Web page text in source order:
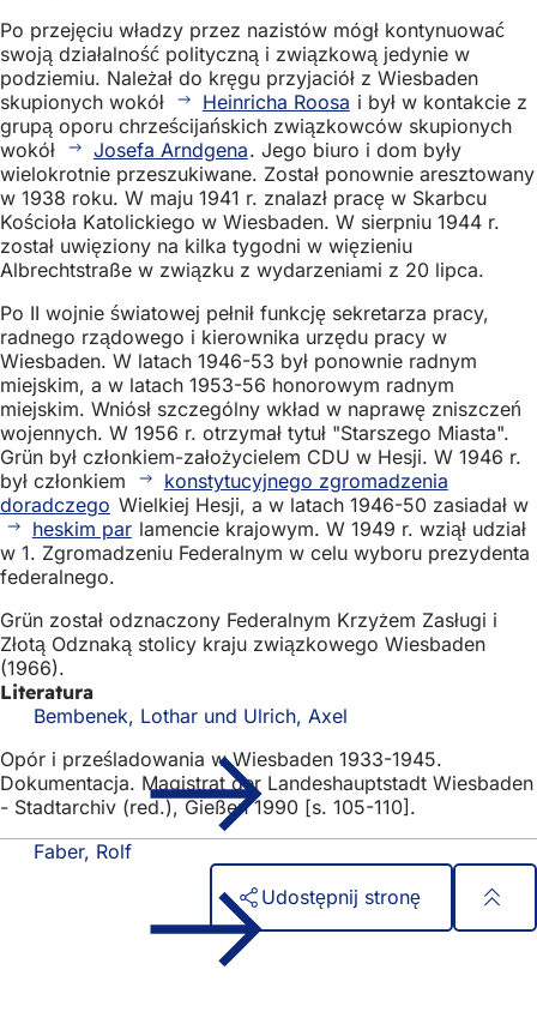
Po przejęciu władzy przez nazistów mógł kontynuować
swoją działalność polityczną i związkową jedynie w
podziemiu. Należał do kręgu przyjaciół z Wiesbaden
skupionych wokół
Heinricha Roosa i był w kontakcie z
grupą oporu chrześcijańskich związkowców skupionych
wokół
Josefa Arndgena. Jego biuro i dom były
wielokrotnie przeszukiwane. Został ponownie aresztowany
w 1938 roku. W maju 1941 r. znalazł pracę w Skarbcu
Kościoła Katolickiego w Wiesbaden. W sierpniu 1944 r.
został uwięziony na kilka tygodni w więzieniu
Albrechtstraße w związku z wydarzeniami z 20 lipca.
Po II wojnie światowej pełnił funkcję sekretarza pracy,
radnego rządowego i kierownika urzędu pracy w
Wiesbaden. W latach 1946-53 był ponownie radnym
miejskim, a w latach 1953-56 honorowym radnym
miejskim. Wniósł szczególny wkład w naprawę zniszczeń
wojennych. W 1956 r. otrzymał tytuł "Starszego Miasta".
Grün był członkiem-założycielem CDU w Hesji. W 1946 r.
był członkiem
konstytucyjnego zgromadzenia
doradczego Wielkiej Hesji, a w latach 1946-50 zasiadał w
heskim par lamencie krajowym. W 1949 r. wziął udział
w 1. Zgromadzeniu Federalnym w celu wyboru prezydenta
federalnego.
Grün został odznaczony Federalnym Krzyżem Zasługi i
Złotą Odznaką stolicy kraju związkowego Wiesbaden
(1966).
Literatura
Bembenek, Lothar und Ulrich, Axel
Opór i prześladowania w Wiesbaden 1933-1945.
Dokumentacja. Magistrat der Landeshauptstadt Wiesbaden
- Stadtarchiv (red.), Gießen 1990 [s. 105-110].
Faber, Rolf
Udostępnij stronę